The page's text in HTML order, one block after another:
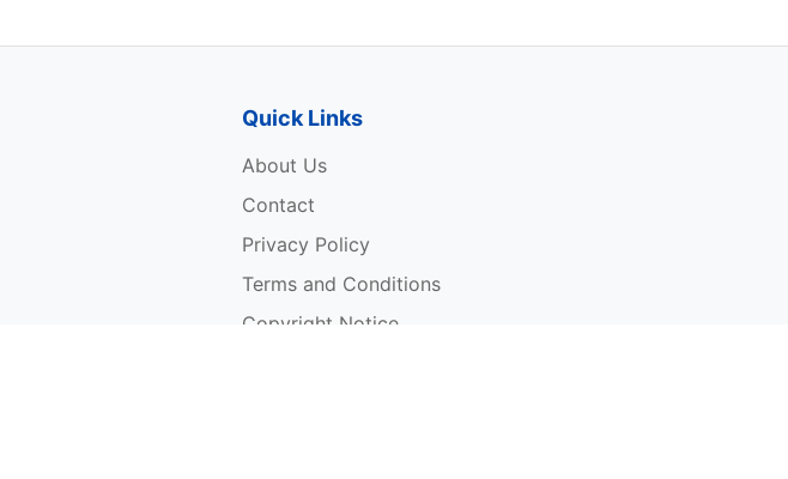
Quick Links
About Us
Contact
Privacy Policy
Terms and Conditions
Copyright Notice